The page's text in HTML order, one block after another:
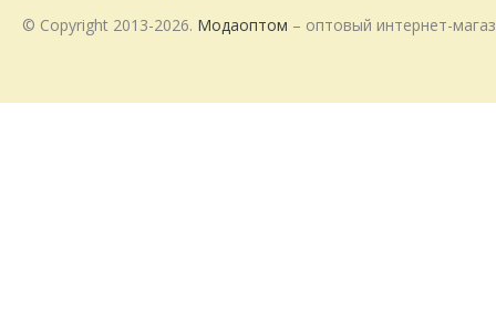
© Copyright 2013-2026. Модаоптом – оптовый интернет-